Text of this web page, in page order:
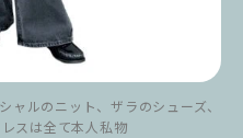
ャルのニット、ザラのシューズ、
スは全て本人私物